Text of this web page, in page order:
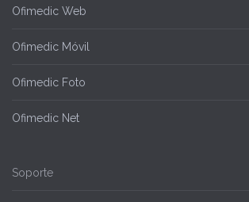
Ofimedic Web
Ofimedic Móvil
Ofimedic Foto
Ofimedic Net
Soporte